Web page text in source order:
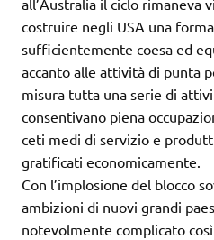
all’Australia il ciclo rimaneva
costruire negli USA una
sufficientemente coesa ed
accanto alle attività di punta
misura tutta una serie di
consentivano piena
ceti medi di servizio e
gratificati economicamente.
Con l’implosione del blocco
ambizioni di nuovi grandi
notevolmente complicato